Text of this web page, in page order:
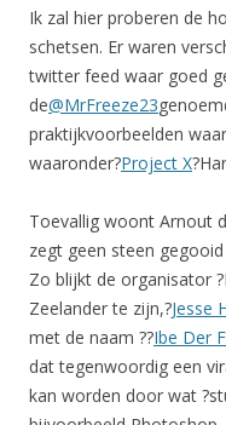
Ik zal hier proberen de
schetsen. Er waren
twitter feed waar goed
de@MrFreeze23
praktijkvoorbeelden
waaronder?Project X
Toevallig woont Arnout
zegt geen steen
Zo blijkt de organisator
Zeelander te zijn,?Jesse
met de naam ??Ibe Der
dat tegenwoordig een
kan worden door wat